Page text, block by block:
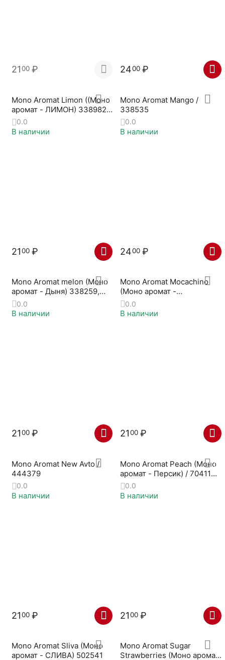
2100 ₽ 2400 ₽
Mono Aromat Limon ((Моно
аромат - ЛИМОН) 338982-
F0.0
В наличии
2100 ₽
Mono Aromat Mango /
338535
0.0
В наличии
2400 ₽
Mono Aromat melon (Моно
аромат - Дыня) 338259,
339179
0.0
В наличии
2100 ₽
Mono Aromat Mocachino
(Моно аромат -
МОККАЧИНО) 704113
0.0
В наличии
2100 ₽
Mono Aromat New Avto /
444379
0.0
В наличии
2100 ₽
Mono Aromat Peach (Моно
аромат - Персик) / 704112-
A0.0
В наличии
2100 ₽
Mono Aromat Sliva (Моно
аромат - СЛИВА) 502541
Mono Aromat Sugar
Strawberries (Моно аромат